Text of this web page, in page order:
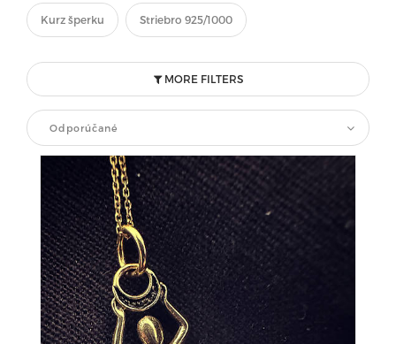
Kurz šperku Striebro 925/1000
MORE FILTERS
Odporúčané